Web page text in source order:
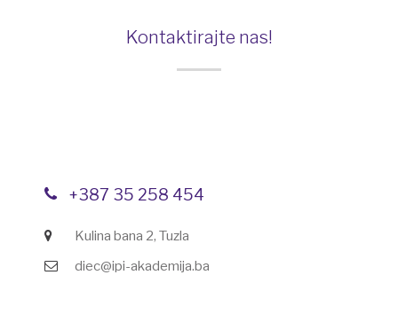
Kontaktirajte nas!
+387 35 258 454
Kulina bana 2, Tuzla
diec@ipi-akademija.ba